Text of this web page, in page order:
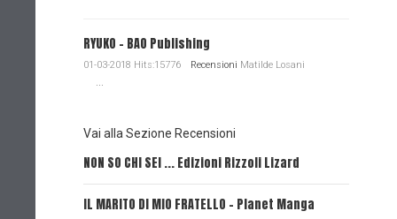
RYUKO - BAO Publishing
01-03-2018 Hits:15776 Recensioni Matilde Losani
...
Vai alla Sezione Recensioni
NON SO CHI SEI ... Edizioni Rizzoli Lizard
IL MARITO DI MIO FRATELLO - Planet Manga